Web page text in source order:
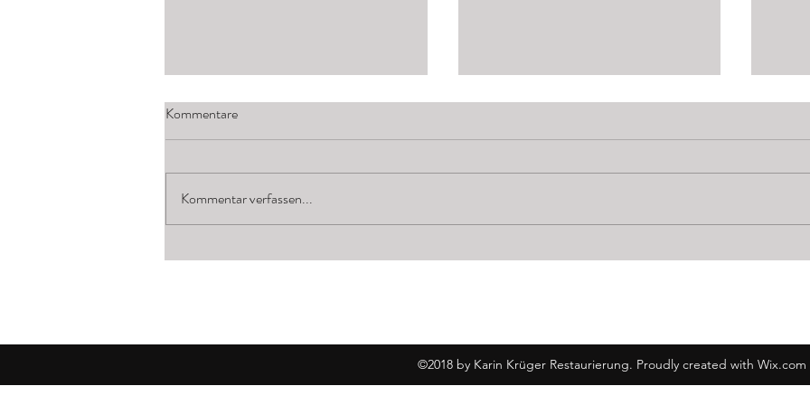
Mein studienvorbereitendes
Mein
Kommentare
Kommentar verfassen...
©2018 by Karin Krüger Restaurierung. Proudly created with Wix.com